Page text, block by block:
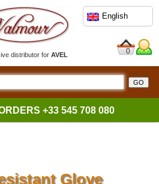
distributor forAVEL
English
0
+33 545 708 080
Glove